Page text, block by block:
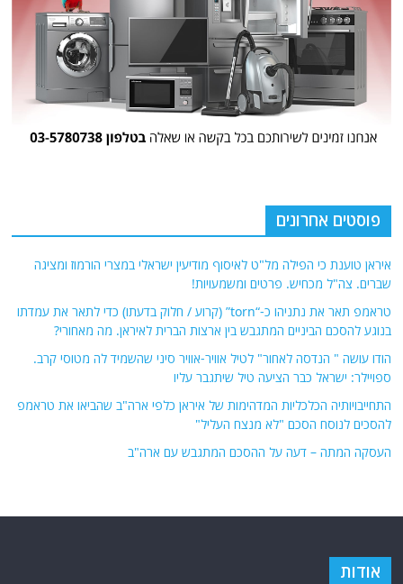
פוסטים אחרונים
איראן טוענת כי הפילה מל"ט לאיסוף מודיעין ישראלי במצרי הורמוז ומציגה
שברים. צה"ל מכחיש. פרטים ומשמעויות!
טראמפ תאר את נתניהו כ-“torn” (קרוע / חלוק בדעתו) כדי לתאר את עמדתו
בנוגע להסכם הביניים המתגבש בין ארצות הברית לאיראן. מה מאחורי?
הודו עושה " הנדסה לאחור" לטיל אוויר-אוויר סיני שהשמיד לה מטוסי קרב.
ספויילר: ישראל כבר הציעה טיל שיתגבר עליו
התחייבויותיה הכלכליות המדהימות של איראן כלפי ארה"ב שהביאו את טראמפ
להסכים לנוסח הסכם "לא מנצח העליל"
העסקה המתה – דעה על ההסכם המתגבש עם ארה"ב
אודות